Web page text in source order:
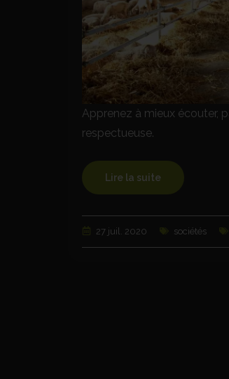
Apprenez à mieux écouter,
respectueuse.
Lire la suite
27 juil. 2020 sociétés